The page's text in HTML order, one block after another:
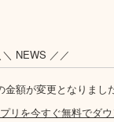
＼ NEWS ／／
額が変更となりまし
リを今すぐ無料でダウ